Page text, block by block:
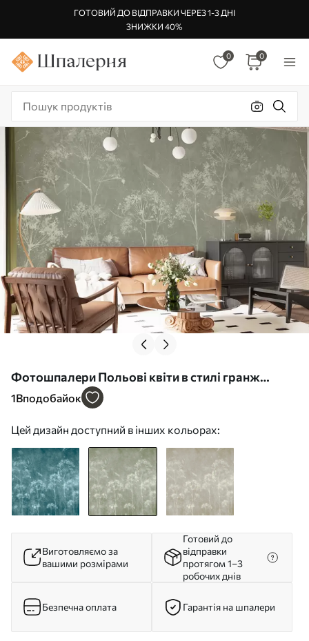
ГОТОВИЙ ДО ВІДПРАВКИ ЧЕРЕЗ 1-3 ДНІ
ЗНИЖКИ 40%
0 0
Фотошпалери Польові квіти в стилі гранж
u96551v1
1Вподобайок
Цей дизайн доступний в інших кольорах:
Виготовляємо за
вашими розмірами
Готовий до
відправки
протягом 1–3
робочих днів
Безпечна оплата Гарантія на шпалери